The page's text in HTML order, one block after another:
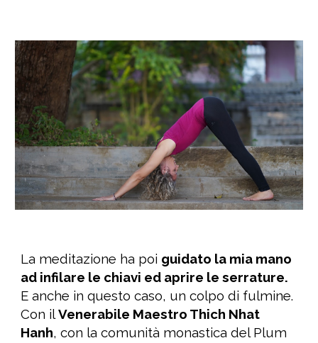
La meditazione ha poi guidato la mia mano
ad infilare le chiavi ed aprire le serrature.
Eanche in questo caso, un colpo di fulmine.
Con ilVenerabile Maestro Thich Nhat
Hanh, con la comunità monastica del Plum